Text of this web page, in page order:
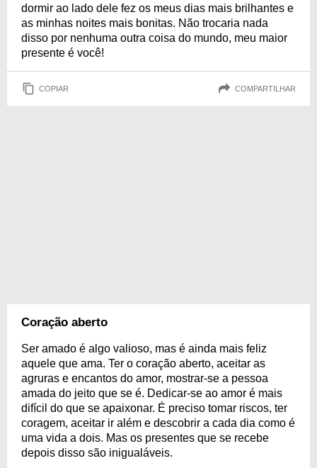
dormir ao lado dele fez os meus dias mais brilhantes e
as minhas noites mais bonitas. Não trocaria nada
disso por nenhuma outra coisa do mundo, meu maior
presente é você!
COPIAR COMPARTILHAR
Coração aberto
Ser amado é algo valioso, mas é ainda mais feliz
aquele que ama. Ter o coração aberto, aceitar as
agruras e encantos do amor, mostrar-se a pessoa
amada do jeito que se é. Dedicar-se ao amor é mais
difícil do que se apaixonar. É preciso tomar riscos, ter
coragem, aceitar ir além e descobrir a cada dia como é
uma vida a dois. Mas os presentes que se recebe
depois disso são inigualáveis.